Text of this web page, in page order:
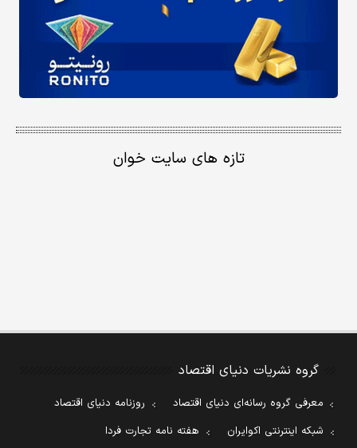
تازه های سایت خوان
گروه نشریات دنیای اقتصاد
معرفی گروه رسانه‌ای دنیای اقتصاد
روزنامه دنیای اقتصاد
شبکه اینترنتی اکوایران
هفته نامه تجارت فردا